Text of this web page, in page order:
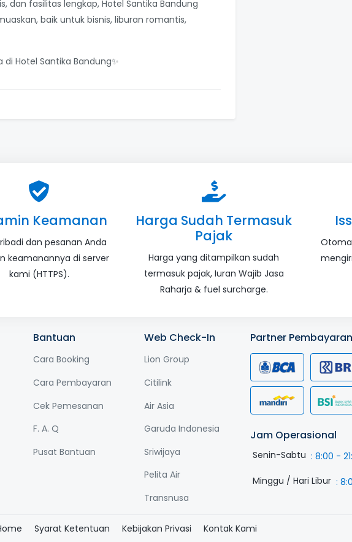
dan fasilitas lengkap, Hotel Santika Bandung
baik untuk bisnis, liburan romantis,
Hotel Santika Bandung✨
Keamanan
dan pesanan Anda
keamanannya di server
kami (HTTPS).
Harga Sudah Termasuk
Pajak
Harga yang ditampilkan sudah
termasuk pajak, Iuran Wajib Jasa
Raharja & fuel surcharge.
Bantuan
Cara Booking
Cara Pembayaran
Cek Pemesanan
F. A. Q
Pusat Bantuan
Web Check-In
Lion Group
Citilink
Air Asia
Garuda Indonesia
Sriwijaya
Pelita Air
Transnusa
Partner Pembayaran
Jam Operasional
Senin-Sabtu : 8:00 -
Minggu / Hari Libur :
Syarat Ketentuan Kebijakan Privasi Kontak Kami